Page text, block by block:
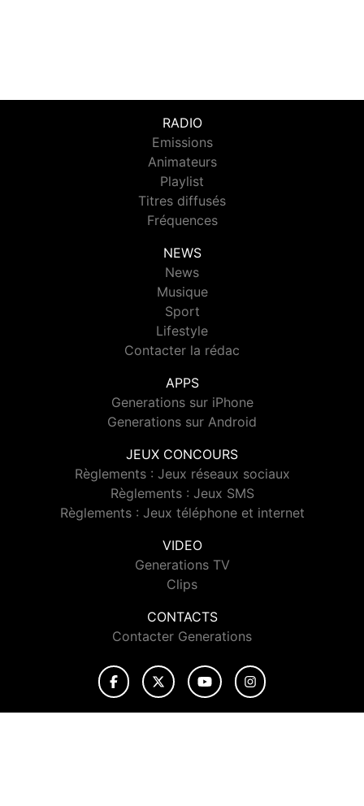
RADIO
Emissions
Animateurs
Playlist
Titres diffusés
Fréquences
NEWS
News
Musique
Sport
Lifestyle
Contacter la rédac
APPS
Generations sur iPhone
Generations sur Android
JEUX CONCOURS
Règlements : Jeux réseaux sociaux
Règlements : Jeux SMS
Règlements : Jeux téléphone et internet
VIDEO
Generations TV
Clips
CONTACTS
Contacter Generations